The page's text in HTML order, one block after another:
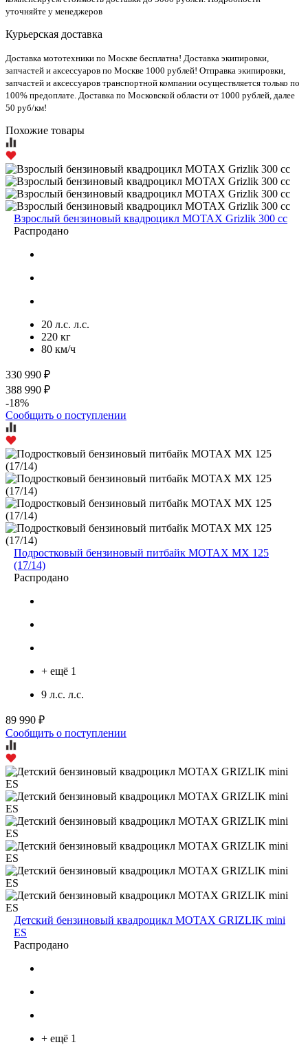
уточняйте у менеджеров
Курьерская доставка
Доставка мототехники по Москве бесплатна! Доставка экипировки,
запчастей и аксессуаров по Москве 1000 рублей! Отправка экипировки,
запчастей и аксессуаров транспортной компании осуществляется только по
100% предоплате. Доставка по Московской области от 1000 рублей, далее
50 руб/км!
Похожие товары
Взрослый бензиновый квадроцикл MOTAX Grizlik 300 cc
Распродано
20 л.с. л.с.
220 кг
80 км/ч
330 990 ₽
388 990 ₽
-18%
Сообщить о поступлении
Подростковый бензиновый питбайк MOTAX MX 125
(17/14)
Распродано
+ ещё 1
9 л.с. л.с.
89 990 ₽
Сообщить о поступлении
Детский бензиновый квадроцикл MOTAX GRIZLIK mini
ES
Распродано
+ ещё 1